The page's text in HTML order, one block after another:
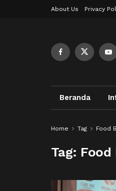
About Us Privacy
Beranda
Home Tag Food
Tag: Food